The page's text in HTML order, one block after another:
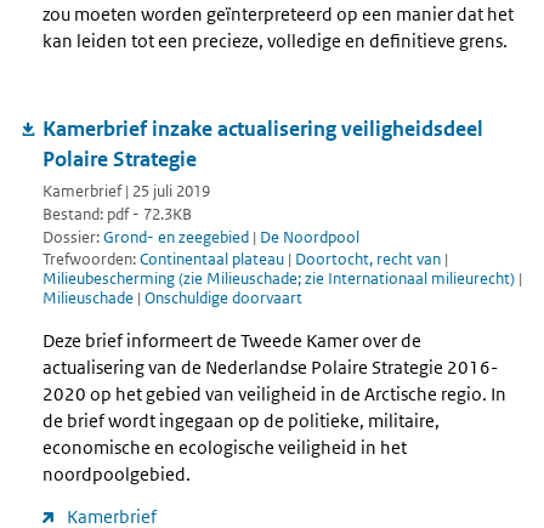
zou moeten worden geïnterpreteerd op een manier dat het
kan leiden tot een precieze, volledige en definitieve grens.
Kamerbrief inzake actualisering veiligheidsdeel
Polaire Strategie
Kamerbrief | 25 juli 2019
Bestand: pdf - 72.3KB
Dossier:Grond- en zeegebied | De Noordpool
Trefwoorden:Continentaal plateau | Doortocht, recht van |
Milieubescherming (zie Milieuschade; zie Internationaal milieurecht) |
Milieuschade | Onschuldige doorvaart
Deze brief informeert de Tweede Kamer over de
actualisering van de Nederlandse Polaire Strategie 2016-
2020 op het gebied van veiligheid in de Arctische regio. In
de brief wordt ingegaan op de politieke, militaire,
economische en ecologische veiligheid in het
noordpoolgebied.
Kamerbrief